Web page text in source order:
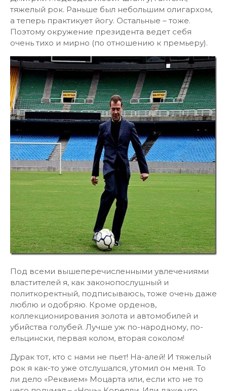
тяжелый рок. Раньше был небольшим олигархом,
а теперь практикует йогу. Остальные – тоже.
Поэтому окружение президента ведет себя
очень тихо и мирно (по отношению к премьеру).
Под всеми вышеперечисленными увлечениями
властителей я, как законопослушный и
политкоректный, подписываюсь, тоже очень даже
люблю и одобряю. Кроме орденов,
коллекционирования золота и автомобилей и
убийства голубей. Лучше уж по-народному, по-
ельцински, первая колом, вторая соколом!
Дурак тот, кто с нами не пьет! На-алей! И тяжелый
рок я как-то уже отслушался, утомил он меня. То
ли дело «Реквием» Моцарта или, если кто не то